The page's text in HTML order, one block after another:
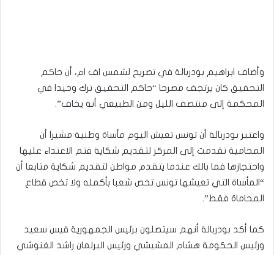
وأضاف ابراهيم بودربالة في تصريح لشمس اف ام، أن حاكم
التحقيق كان يرتجف مصرحا “حاكم التحقيق ترك وحيدا في
المحكمة إلى منتصف الليل ومن الطبيعي أنه يخاف”.
واعتبر بودربالة أن تونس تعيش اليوم مأساة وطنية مشيرا أن
المحامية تقدمت إلى المركز لتقديم شكاية فتم الاعتداء عليها
واحتجازها فما بالك عندما يتقدم مواطن لتقديم شكاية متابعا أن
“المأساة التي تعيشها تونس تخص شعبا بأكمله ولا تخص قطاع
المحاماة فقط”.
كما أكد بودربالة أنهم سيتصلون برئيس الجمهورية قيس سعيد
ورئيس الحكومة هشام المشيشي ورئيس البرلمان راشد الغنوشي